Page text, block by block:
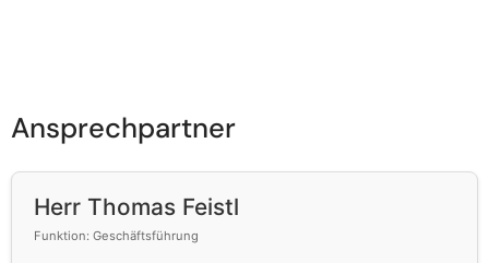
Ansprechpartner
Herr Thomas Feistl
Funktion: Geschäftsführung